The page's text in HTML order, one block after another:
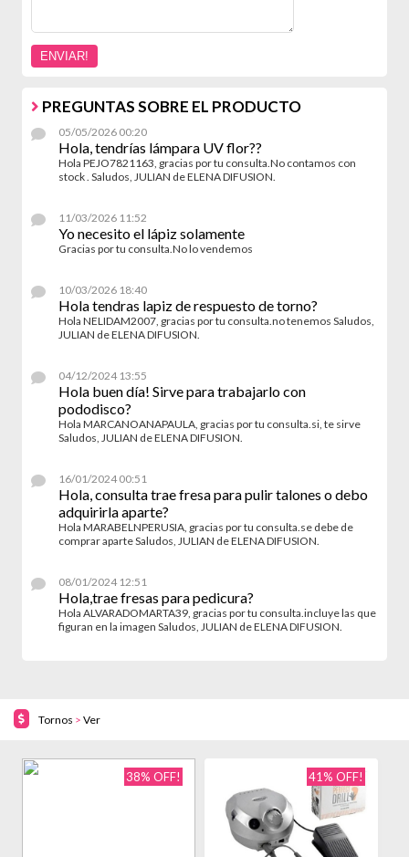
PREGUNTAS SOBRE EL PRODUCTO
05/05/2026 00:20
Hola, tendrías lámpara UV flor??
Hola PEJO7821163, gracias por tu consulta.No contamos con
stock . Saludos, JULIAN de ELENA DIFUSION.
11/03/2026 11:52
Yo necesito el lápiz solamente
Gracias por tu consulta.No lo vendemos
10/03/2026 18:40
Hola tendras lapiz de respuesto de torno?
Hola NELIDAM2007, gracias por tu consulta.no tenemos Saludos,
JULIAN de ELENA DIFUSION.
04/12/2024 13:55
Hola buen día! Sirve para trabajarlo con
pododisco?
Hola MARCANOANAPAULA, gracias por tu consulta.si, te sirve
Saludos, JULIAN de ELENA DIFUSION.
16/01/2024 00:51
Hola, consulta trae fresa para pulir talones o debo
adquirirla aparte?
Hola MARABELNPERUSIA, gracias por tu consulta.se debe de
comprar aparte Saludos, JULIAN de ELENA DIFUSION.
08/01/2024 12:51
Hola,trae fresas para pedicura?
Hola ALVARADOMARTA39, gracias por tu consulta.incluye las que
figuran en la imagen Saludos, JULIAN de ELENA DIFUSION.
Tornos > Ver
38% OFF! 41% OFF!